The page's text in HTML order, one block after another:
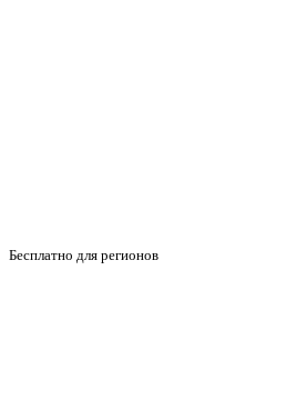
Бесплатно для регионов